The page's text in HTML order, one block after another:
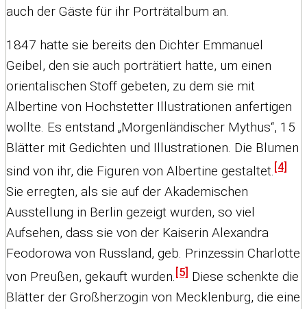
auch der Gäste für ihr Porträtalbum an.
1847 hatte sie bereits den Dichter Emmanuel
Geibel, den sie auch porträtiert hatte, um einen
orientalischen Stoff gebeten, zu dem sie mit
Albertine von Hochstetter Illustrationen anfertigen
wollte. Es entstand „Morgenländischer Mythus“, 15
Blätter mit Gedichten und Illustrationen. Die Blumen
sind von ihr, die Figuren von Albertine gestaltet. [4]
Sie erregten, als sie auf der Akademischen
Ausstellung in Berlin gezeigt wurden, so viel
Aufsehen, dass sie von der Kaiserin Alexandra
Feodorowa von Russland, geb. Prinzessin Charlotte
von Preußen, gekauft wurden. [5] Diese schenkte die
Blätter der Großherzogin von Mecklenburg, die eine